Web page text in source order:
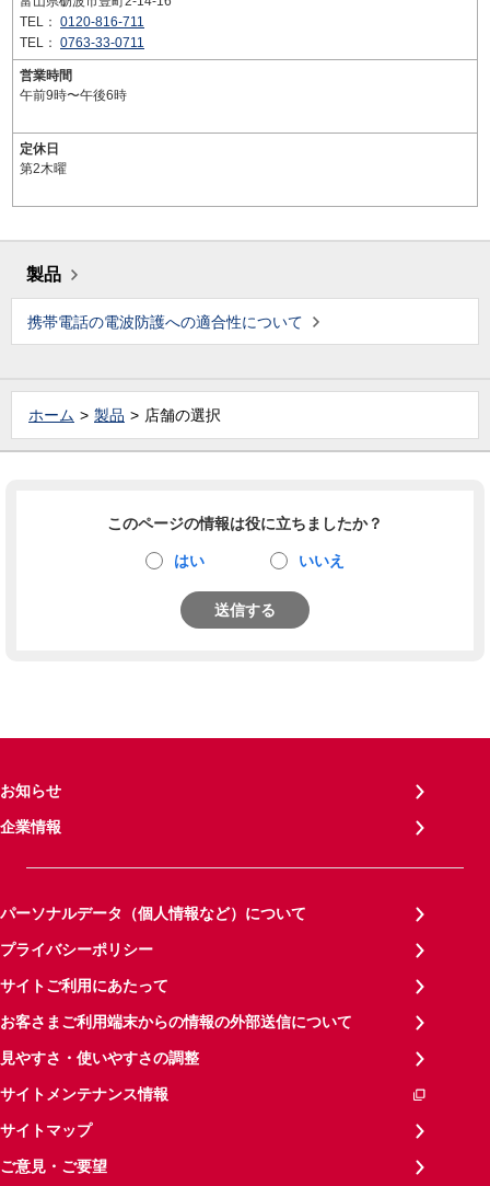
TEL： 0120-816-711
TEL： 0763-33-0711
営業時間
午前9時〜午後6時
定休日
第2木曜
製品
携帯電話の電波防護への適合性について
ホーム 製品 店舗の選択
このページの情報は役に立ちましたか？
はい いいえ
送信する
お知らせ
企業情報
パーソナルデータ（個人情報など）について
プライバシーポリシー
サイトご利用にあたって
お客さまご利用端末からの情報の外部送信について
見やすさ・使いやすさの調整
サイトメンテナンス情報
サイトマップ
ご意見・ご要望